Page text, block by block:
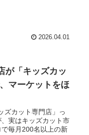
2026.04.01
が「キッズカッ
マーケットをほ
ズカット専門店」っ
実はキッズカット市
毎月200名以上の新